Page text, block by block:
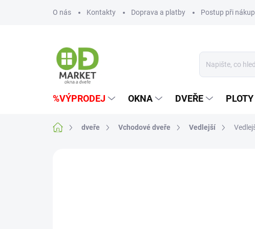
O nás Kontakty Doprava a platby Postup při
%VÝPRODEJ OKNA DVEŘE PLOTY
Domů dveře Vchodové dveře Vedlejší